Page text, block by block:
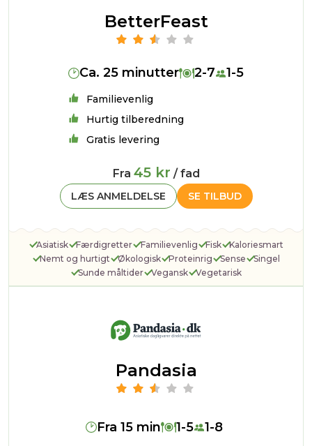
BetterFeast
Ca. 25 minutter 2-7 1-5
Familievenlig
Hurtig tilberedning
Gratis levering
Fra 45 kr / fad
SE TILBUD
LÆS ANMELDELSE
Asiatisk Færdigretter Familievenlig Fisk
Kaloriesmart
Nemt og hurtigt
Økologisk Proteinrig Sense
Singel
Sunde måltider
Vegansk Vegetarisk
Pandasia
Fra 15 min 1-5 1-8